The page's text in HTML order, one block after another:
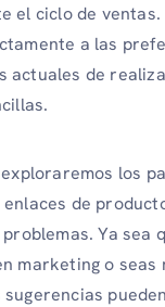
el ciclo de ventas.
a las
actuales de
los
de
Ya sea
marketing o seas
sugerencias